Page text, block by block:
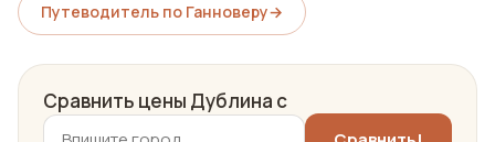
Путеводитель по Ганноверу→
Сравнить цены Дублина с